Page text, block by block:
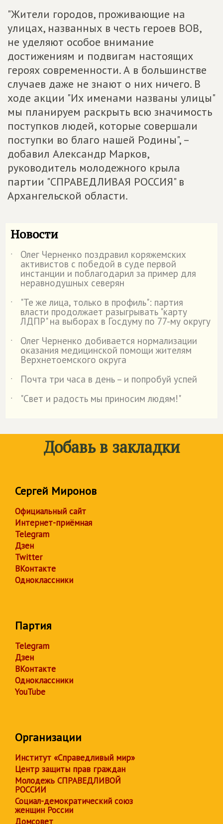
"Жители городов, проживающие на
улицах, названных в честь героев ВОВ,
не уделяют особое внимание
достижениям и подвигам настоящих
героях современности. А в большинстве
случаев даже не знают о них ничего. В
ходе акции "Их именами названы улицы"
мы планируем раскрыть всю значимость
поступков людей, которые совершали
поступки во благо нашей Родины", –
добавил Александр Марков,
руководитель молодежного крыла
партии "СПРАВЕДЛИВАЯ РОССИЯ" в
Архангельской области.
Новости
˙ Олег Черненко поздравил коряжемских
активистов с победой в суде первой
инстанции и поблагодарил за пример для
неравнодушных северян
˙
"Те же лица, только в профиль": партия
власти продолжает разыгрывать "карту
ЛДПР" на выборах в Госдуму по 77-му округу
˙
Олег Черненко добивается нормализации
оказания медицинской помощи жителям
Верхнетоемского округа
˙
Почта три часа в день – и попробуй успей
˙
"Свет и радость мы приносим людям!"
Добавь в закладки
Сергей Миронов
Официальный сайт
Интернет-приёмная
Telegram
Дзен
Twitter
ВКонтакте
Одноклассники
Партия
Telegram
Дзен
ВКонтакте
Одноклассники
YouTube
Организации
Институт «Справедливый мир»
Центр защиты прав граждан
Молодежь СПРАВЕДЛИВОЙ
РОССИИ
Социал-демократический союз
женщин России
Домсовет